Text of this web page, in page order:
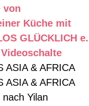
ASIA & AFRICA
ASIA & AFRICA
Yilan